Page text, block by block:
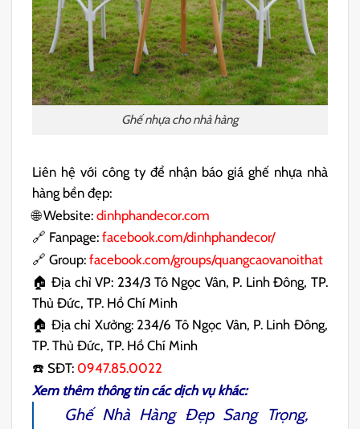
Ghế nhựa cho nhà hàng
Liên hệ với công ty để nhận báo giá ghế nhựa nhà
hàng bền đẹp:
🌐 Website:dinhphandecor.com
🔗 Fanpage:facebook.com/dinhphandecor/
🔗 Group: facebook.com/groups/quangcaovanoithat
🏠 Địa chỉ VP: 234/3 Tô Ngọc Vân, P. Linh Đông, TP.
Thủ Đức, TP. Hồ Chí Minh
🏠 Địa chỉ Xưởng: 234/6 Tô Ngọc Vân, P. Linh Đông,
TP. Thủ Đức, TP. Hồ Chí Minh
☎️ SĐT: 0947.85.0022
Xem thêm thông tin các dịch vụ khác:
Ghế Nhà HàngĐẹp Sang Trọng,